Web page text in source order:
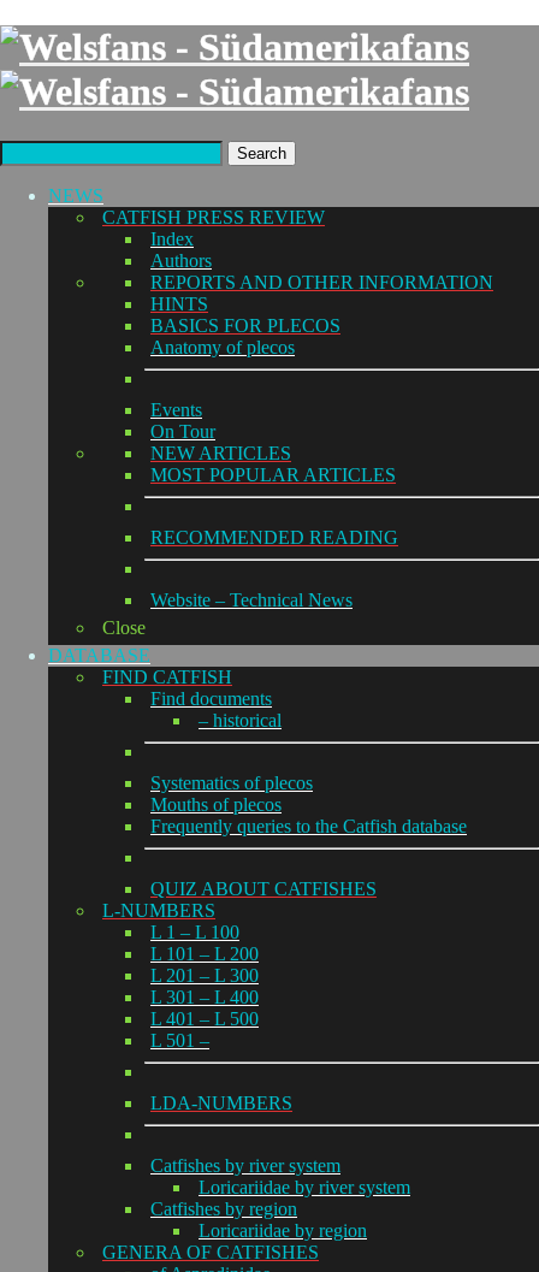
Search
NEWS
CATFISH PRESS REVIEW
Index
Authors
REPORTS AND OTHER INFORMATION
HINTS
BASICS FOR PLECOS
Anatomy of plecos
Events
On Tour
NEW ARTICLES
MOST POPULAR ARTICLES
RECOMMENDED READING
Website – Technical News
Close
DATABASE
FIND CATFISH
Find documents
– historical
Systematics of plecos
Mouths of plecos
Frequently queries to the Catfish database
QUIZ ABOUT CATFISHES
L-NUMBERS
L 1 – L 100
L 101 – L 200
L 201 – L 300
L 301 – L 400
L 401 – L 500
L 501 –
LDA-NUMBERS
Catfishes by river system
Loricariidae by river system
Catfishes by region
Loricariidae by region
GENERA OF CATFISHES